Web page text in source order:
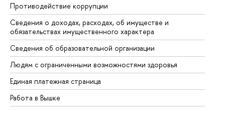
Противодействие коррупции
Сведения о доходах, расходах, об имуществе и
обязательствах имущественного характера
Сведения об образовательной организации
Людям с ограниченными возможностями здоровья
Единая платежная страница
Работа в Вышке